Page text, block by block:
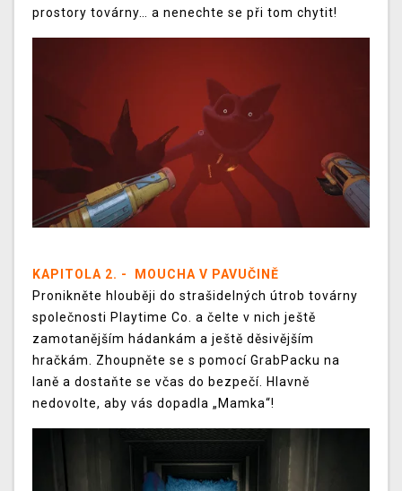
prostory továrny… a nenechte se při tom chytit!
KAPITOLA 2. - MOUCHA V PAVUČINĚ
Pronikněte hlouběji do strašidelných útrob továrny
společnosti Playtime Co. a čelte v nich ještě
zamotanějším hádankám a ještě děsivějším
hračkám. Zhoupněte se s pomocí GrabPacku na
laně a dostaňte se včas do bezpečí. Hlavně
nedovolte, aby vás dopadla „Mamka“!